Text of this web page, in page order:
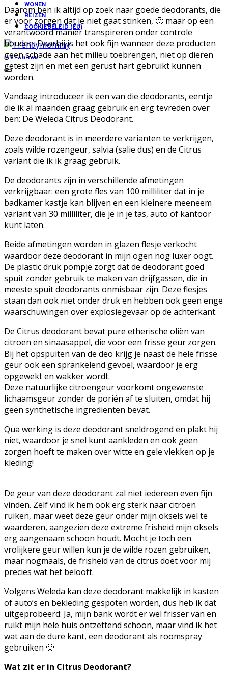
WONEN
REIZEN
COOKIEBELEID (EU)
INSTAGRAM
Daarom ben ik altijd op zoek naar goede deodorants, die
er voor zorgen dat je niet gaat stinken, 🙂 maar op een
verantwoord manier transpireren onder controle
houden. Daarbij is het ook fijn wanneer deze producten
geen schade aan het milieu toebrengen, niet op dieren
getest zijn en met een gerust hart gebruikt kunnen
worden.
Vandaag introduceer ik een van die deodorants, eentje
die ik al maanden graag gebruik en erg tevreden over
ben: De Weleda Citrus Deodorant.
Deze deodorant is in meerdere varianten te verkrijgen,
zoals wilde rozengeur, salvia (salie dus) en de Citrus
variant die ik ik graag gebruik.
De deodorants zijn in verschillende afmetingen
verkrijgbaar: een grote fles van 100 milliliter dat in je
badkamer kastje kan blijven en een kleinere meeneem
variant van 30 milliliter, die je in je tas, auto of kantoor
kunt laten.
Beide afmetingen worden in glazen flesje verkocht
waardoor deze deodorant in mijn ogen nog luxer oogt.
De plastic druk pompje zorgt dat de deodorant goed
spuit zonder gebruik te maken van drijfgassen, die in
meeste spuit deodorants onmisbaar zijn. Deze flesjes
staan dan ook niet onder druk en hebben ook geen enge
waarschuwingen over explosiegevaar op de achterkant.
De Citrus deodorant bevat pure etherische oliën van
citroen en sinaasappel, die voor een frisse geur zorgen.
Bij het opspuiten van de deo krijg je naast de hele frisse
geur ook een sprankelend gevoel, waardoor je erg
opgewekt en wakker wordt.
Deze natuurlijke citroengeur voorkomt ongewenste
lichaamsgeur zonder de poriën af te sluiten, omdat hij
geen synthetische ingrediënten bevat.
Qua werking is deze deodorant sneldrogend en plakt hij
niet, waardoor je snel kunt aankleden en ook geen
zorgen hoeft te maken over witte en gele vlekken op je
kleding!
De geur van deze deodorant zal niet iedereen even fijn
vinden. Zelf vind ik hem ook erg sterk naar citroen
ruiken, maar weet deze geur onder mijn oksels wel te
waarderen, aangezien deze extreme frisheid mijn oksels
erg aangenaam schoon houdt. Mocht je toch een
vrolijkere geur willen kun je de wilde rozen gebruiken,
maar nogmaals, de frisheid van de citrus doet voor mij
precies wat het belooft.
Volgens Weleda kan deze deodorant makkelijk in kasten
of auto’s en bekleding gespoten worden, dus heb ik dat
uitgeprobeerd: Ja, mijn bank wordt er wel frisser van en
ruikt mijn hele huis ontzettend schoon, maar vind ik het
wat aan de dure kant, een deodorant als roomspray
gebruiken 🙂
Wat zit er in Citrus Deodorant?